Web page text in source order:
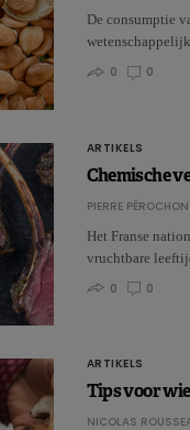
De consumptie
0
0
ARTIKELS
Chemische
PIERRE PÉROCHON
Het Franse
vruchtbare
0
0
ARTIKELS
Tips voor
NICOLAS